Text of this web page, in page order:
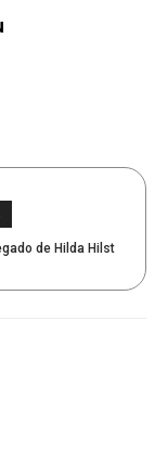
de Hilda Hilst